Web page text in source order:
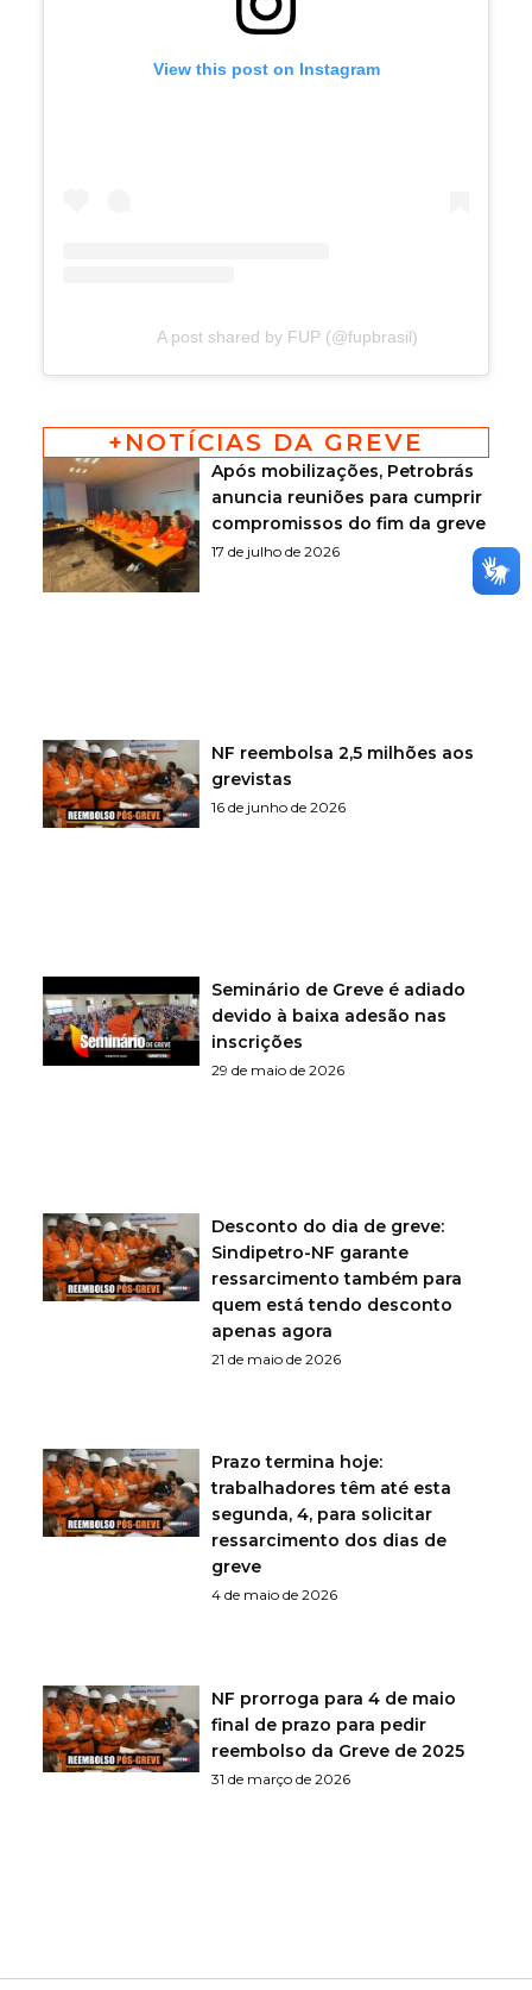
View this post on Instagram
A post shared by FUP (@fupbrasil)
+NOTÍCIAS DA GREVE
Após mobilizações, Petrobrás
anuncia reuniões para cumprir
compromissos do fim da greve
17 de julho de 2026
NF reembolsa 2,5 milhões aos
grevistas
16 de junho de 2026
Seminário de Greve é adiado
devido à baixa adesão nas
inscrições
29 de maio de 2026
Desconto do dia de greve:
Sindipetro-NF garante
ressarcimento também para
quem está tendo desconto
apenas agora
21 de maio de 2026
Prazo termina hoje:
trabalhadores têm até esta
segunda, 4, para solicitar
ressarcimento dos dias de
greve
4 de maio de 2026
NF prorroga para 4 de maio
final de prazo para pedir
reembolso da Greve de 2025
31 de março de 2026